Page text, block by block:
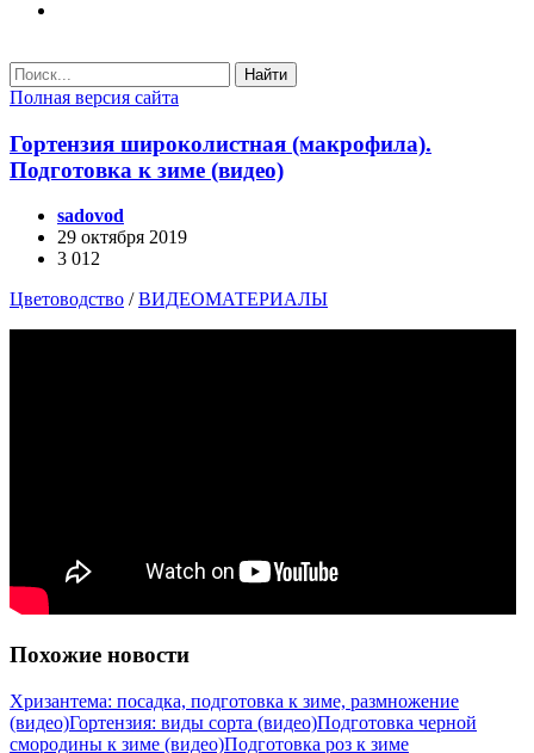
Найти
Полная версия сайта
Гортензия широколистная (макрофила).
Подготовка к зиме (видео)
sadovod
29 октября 2019
3 012
Цветоводство /ВИДЕОМАТЕРИАЛЫ
Похожие новости
Хризантема: посадка, подготовка к зиме, размножение
(видео)Гортензия: виды сорта (видео)Подготовка черной
смородины к зиме (видео)Подготовка роз к зиме